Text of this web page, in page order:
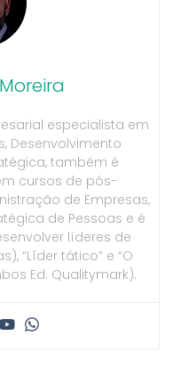
especialista em
Desenvolvimento
também é
cursos de pós-
de Empresas,
de Pessoas e é
líderes de
“Líder tático” e “O
Ed. Qualitymark).